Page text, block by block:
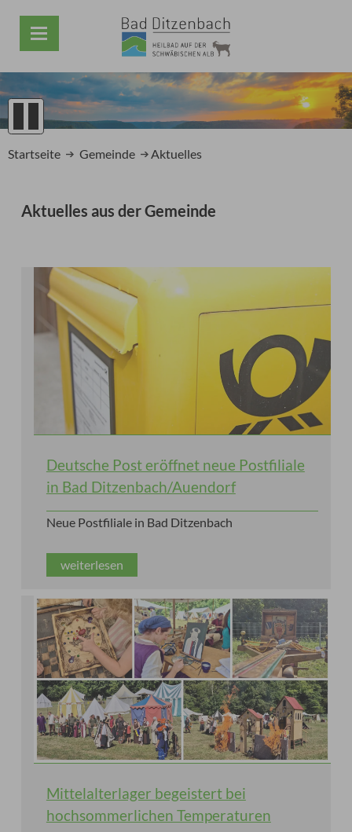
PrevNext
Startseite Gemeinde Aktuelles
Aktuelles aus der Gemeinde
Deutsche Post eröffnet neue Postfiliale
in Bad Ditzenbach/Auendorf
Neue Postfiliale in Bad Ditzenbach
weiterlesen
Mittelalterlager begeistert bei
hochsommerlichen Temperaturen